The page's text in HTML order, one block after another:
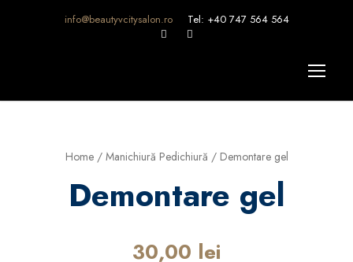
info@beautyvcitysalon.ro Tel: +40 747 564 564
Home/ Manichiură Pedichiură / Demontare gel
Demontare gel
30,00 lei